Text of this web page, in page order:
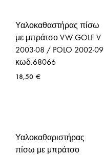
Υαλοκαθαστήρας πίσω
με μπράτσο VW GOLF V
2003-08 / POLO 2002-09
κωδ.68066
18,50 €
Υαλοκαθαριστήρας
πίσω με μπράτσο